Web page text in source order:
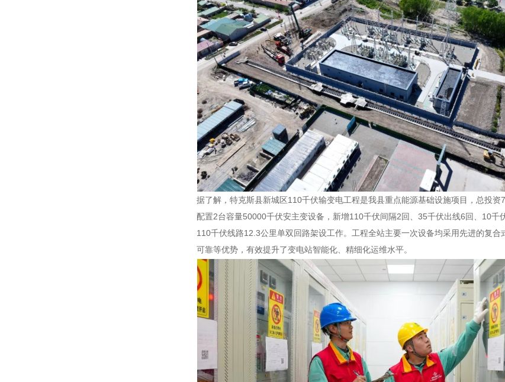
据了解，特克斯县新城区110千伏输变电工程是我县重点能源基础设施项目，总投
配置2台容量50000千伏安主变设备，新增110千伏间隔2回、35千伏出线6回、10
110千伏线路12.3公里单双回路架设工作。工程全站主要一次设备均采用先进的复
可靠等优势，有效提升了变电站智能化、精细化运维水平。